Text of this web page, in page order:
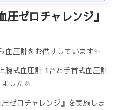
圧ゼロチャレンジ』
血圧計をお借りしています✨
腕式血圧計 1台と手首式血圧計
した🎉
ゼロチャレンジ』を実施しま